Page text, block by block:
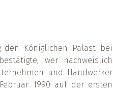
den Königlichen Palast bei
wer nachweislich
und Handwerker
1990 auf der ersten